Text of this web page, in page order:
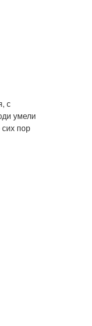
с
умели
пор